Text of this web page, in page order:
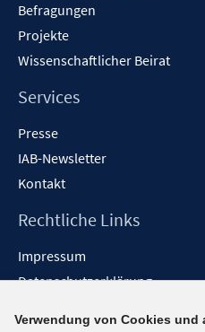
Befragungen
Projekte
Wissenschaftlicher Beirat
Services
Presse
IAB-Newsletter
Kontakt
Rechtliche Links
Impressum
Datenschutzerklärung
Verwendung von Cookies und